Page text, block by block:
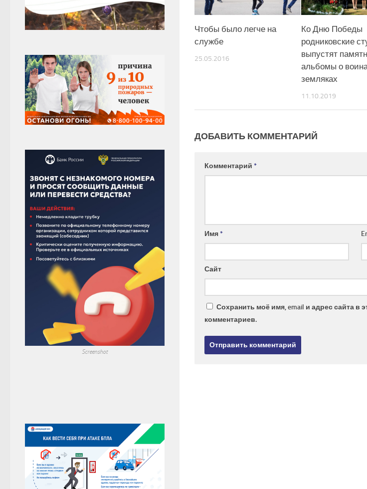
Чтобы было легче на
службе
25.05.2016
Ко Дню Победы
родниковские
выпустят
альбомы о
земляках
11.10.2019
ДОБАВИТЬ КОММЕНТАРИЙ
Комментарий *
Имя*
Сайт
Сохранить моё имя, email и адрес сайта
комментариев.
Screenshot